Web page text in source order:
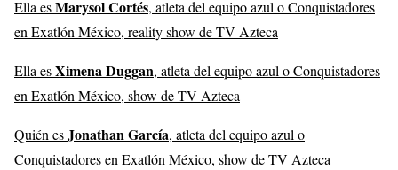
Ella esMarysol Cortés, atleta del equipo azul o Conquistadores
en Exatlón México, reality show de TV Azteca
Ella esXimena Duggan, atleta del equipo azul o Conquistadores
en Exatlón México, show de TV Azteca
Quién esJonathan García, atleta del equipo azul o
Conquistadores en Exatlón México, show de TV Azteca